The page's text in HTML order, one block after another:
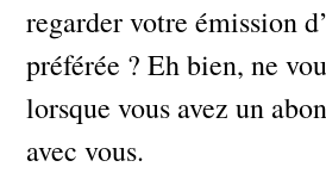
regarder votre émission
préférée ? Eh bien, ne
lorsque vous avez un
avec vous.